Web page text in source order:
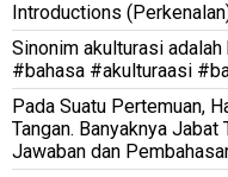
Introductions
Sinonim akulturasi
#bahasa #akulturaasi
Pada Suatu Pertemuan,
Tangan. Banyaknya Jabat
Jawaban dan